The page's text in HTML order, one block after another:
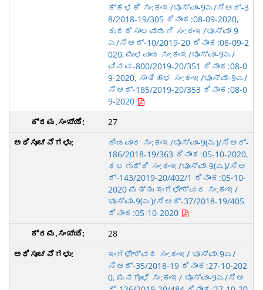
ಕ್ಕಳಕಿ ಸಂ:ಕಂಇ/ಭೂಸ್ವಾ-9ಎ/ಸಿಆರ್-3
8/2018-19/305 ದಿನಾಂಕ:08-09-2020,
ಕುದರಿಸಾಲವಾಡಗಿ ಸಂ:ಕಂಇ/ಭೂಸ್ವಾ-9
ಎ/ಸಿಆರ್-10/2019-20 ದಿನಾಂಕ:08-09-2
020, ಮುಳವಾಡ ಸಂ:ಕಂಇ/ಭೂಸ್ವಾ-9ಎ/
ವಿನವ-800/2019-20/351 ದಿನಾಂಕ:08-0
9-2020, ಸಾತಿಹಾಳ ಸಂ:ಕಂಇ/ಭೂಸ್ವಾ-9ಎ/
ಸಿಆರ್-185/2019-20/353 ದಿನಾಂಕ:08-0
9-2020
27
ದಿಂಡವಾರ ಸಂ:ಕಂಇ/ಭೂಸ್ವಾ-9(ಎ)/ಸಿಆರ್-
186/2018-19/363 ದಿನಾಂಕ:05-10-2020,
ಕಲಗುರ್ಕಿ ಸಂ:ಕಂಇ/ಭೂಸ್ವಾ-9(ಎ)/ಸಿಆ
ರ್-143/2019-20/402/1 ದಿನಾಂಕ:05-10-
2020 ಮತ್ತು ಇಂಗಳೇಶ್ವರ ಸಂ:ಕಂಇ/
ಭೂಸ್ವಾ-9(ಎ)/ಸಿಆರ್-37/2018-19/405
ದಿನಾಂಕ:05-10-2020
28
ಇಂಗಳೇಶ್ವರ ಸಂ:ಕಂಇ/ ಭೂಸ್ವಾ-9ಎ/
ಸಿಆರ್-35/2018-19 ದಿನಾಂಕ:27-10-202
0, ಮನಗೂಳಿ ಸಂ:ಕಂಇ/ ಭೂಸ್ವಾ-9ಎ/ಸಿಆ